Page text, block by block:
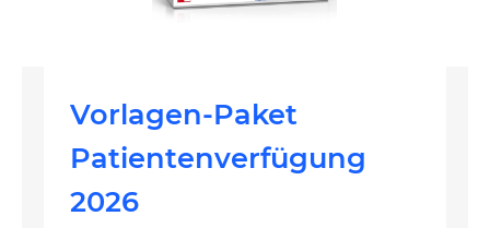
Vorlagen-Paket
Patientenverfügung
2026